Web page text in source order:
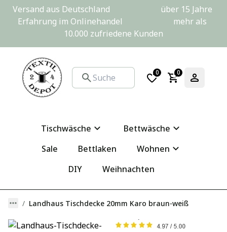
Versand aus Deutschland                         über 15 Jahre
Erfahrung im Onlinehandel                         mehr als
10.000 zufriedene Kunden
0 0
Tischwäsche
Bettwäsche
Sale
Bettlaken
Wohnen
DIY
Weihnachten
Landhaus Tischdecke 20mm Karo braun-weiß